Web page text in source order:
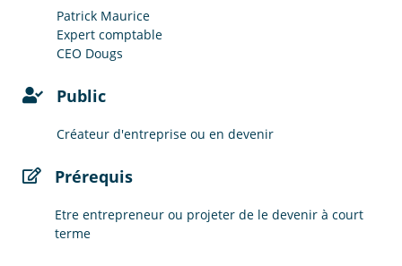
Patrick Maurice
Expert comptable
CEO Dougs
Public
Créateur d'entreprise ou en devenir
Prérequis
Etre entrepreneur ou projeter de le devenir à court
terme